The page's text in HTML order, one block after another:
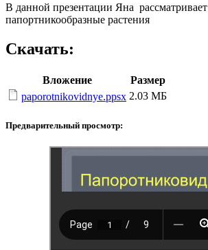
В данной презентации Яна рассматривает
папортникообразные растения
Скачать:
Вложение
Размер
paporotnikovidnye.ppsx 2.03 МБ
Предварительный просмотр: